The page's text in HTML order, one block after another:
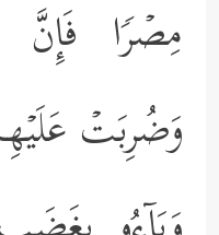
مِصۡرࣰا
وَضُرِبَتۡ